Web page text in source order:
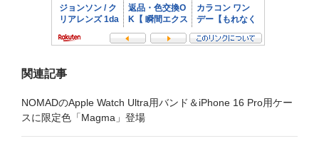
関連記事
NOMADのApple Watch Ultra用バンド＆iPhone 16 Pro用ケー
スに限定色「Magma」登場